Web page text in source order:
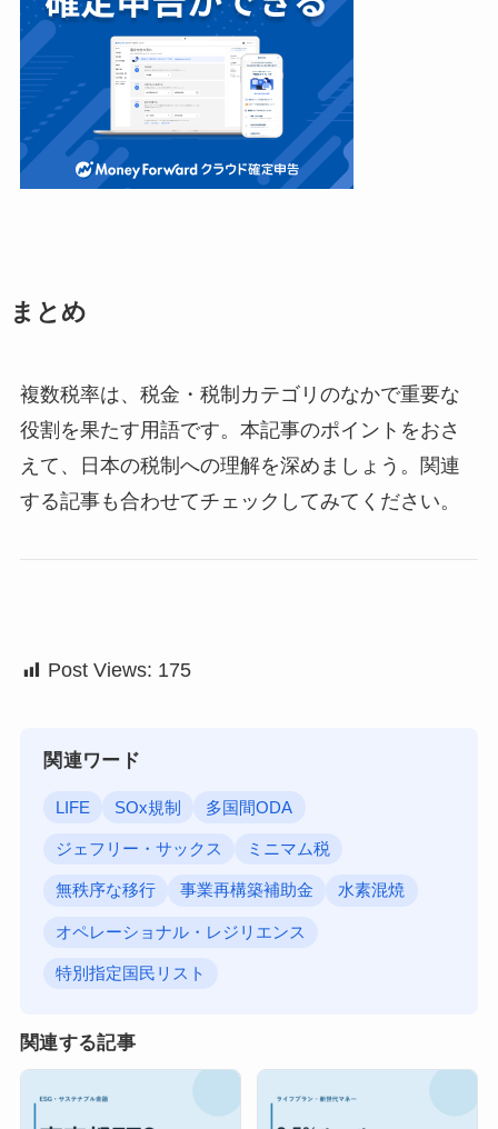
まとめ
複数税率は、税金・税制カテゴリのなかで重要な
役割を果たす用語です。本記事のポイントをおさ
えて、日本の税制への理解を深めましょう。関連
する記事も合わせてチェックしてみてください。
Post Views: 175
関連ワード
LIFE SOx規制 多国間ODA
ジェフリー・サックス ミニマム税
無秩序な移行 事業再構築補助金 水素混焼
オペレーショナル・レジリエンス
特別指定国民リスト
関連する記事